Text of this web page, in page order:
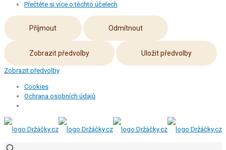
Přečtěte si více o těchto účelech
Příjmout Odmítnout
Zobrazit předvolby Uložit předvolby
Zobrazit předvolby
Cookies
Ochrana osobních údajů